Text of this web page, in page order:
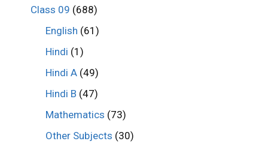
Class 09 (688)
English (61)
Hindi (1)
Hindi A (49)
Hindi B (47)
Mathematics (73)
Other Subjects (30)